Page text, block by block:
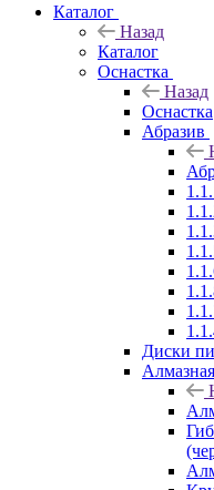
Каталог
Назад
Каталог
Оснастка
Назад
Оснастка
Абразив
Диски